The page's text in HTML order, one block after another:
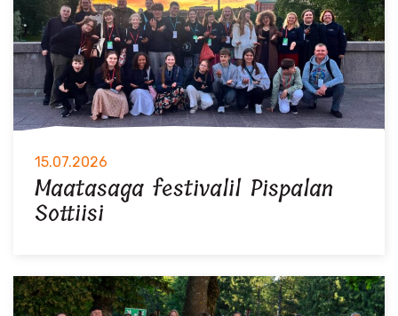
15.07.2026
Maatasaga festivalil Pispalan
Sottiisi